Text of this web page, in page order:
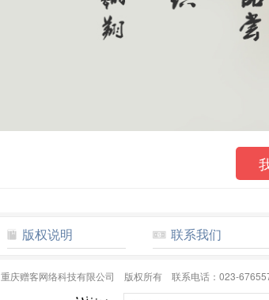
版权说明 联系我们
重庆赠客网络科技有限公司 版权所有 联系电话：023-